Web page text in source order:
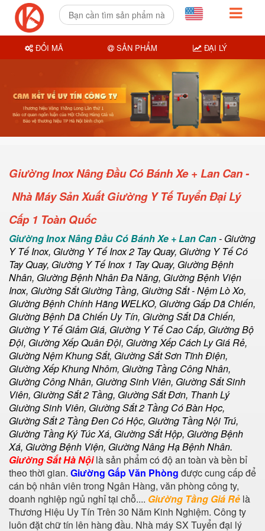
Giường Inox Nâng Đầu Có Bánh Xe + Lan Can -
Nhà Máy Sản Xuất Giường Y Tế Tuyển Đại Lý
Cấp 1 Toàn Quốc
Giường Inox Nâng Đầu Có Bánh Xe + Lan Can- Giường
Y Tế Inox, Giường Y Tế Inox 2 Tay Quay, Giường Y Tế Có
Tay Quay, Giường Y Tế Inox 1 Tay Quay, Giường Bệnh
Nhân, Giường Bệnh Nhân Đa Năng, Giường Bệnh Viện
Inox, Giường Sắt Giường Tầng, Giường Sắt - Nệm Lò Xo,
Giường Bệnh Chính Hãng WELKO, Giường Gấp Dã Chiến,
Giường Bệnh Dã Chiến Uy Tín, Giường Sắt Dã Chiến,
Giường Y Tế Giảm Giá, Giường Y Tế Cao Cấp, Giường Bộ
Đội, Giường Xếp Quân Đội, Giường Xếp Cách Ly Giá Rẻ,
Giường Nệm Khung Sắt, Giường Sắt Sơn Tĩnh Điện,
Giường Xếp Khung Nhôm, Giường Tầng Công Nhân,
Giường Công Nhân, Giường Sinh Viên, Giường Sắt Sinh
Viên, Giường Sắt 2 Tầng, Giường Sắt Đơn, Thanh Lý
Giường Sinh Viên, Giường Sắt 2 Tầng Có Bàn Học,
Giường Sắt 2 Tầng Đen Có Hộc, Giường Tầng Nội Trú,
Giường Tầng Ký Túc Xá, Giường Sắt Hộp, Giường Bệnh
Xá, Giường Bệnh Viện, Giường Nâng Hạ Bệnh Nhân.
Giường Sắt Hà Nộilà sản phẩm có độ an toàn và bền bỉ
theo thời gian. Giường Gấp Văn Phòng được cung cấp để
cán bộ nhân viên trong Ngân Hàng, văn phòng công ty,
doanh nghiệp ngủ nghỉ tại chỗ.... Giường Tầng Giá Rẻ là
Thương Hiệu Uy Tín Trên 30 Năm Kinh Nghiệm. Công ty
luôn đặt chữ tín lên hàng đầu. Nhà máy SX Tuyển đại lý
ĐỔI MÃ SẢN PHẨM ĐẠI LÝ